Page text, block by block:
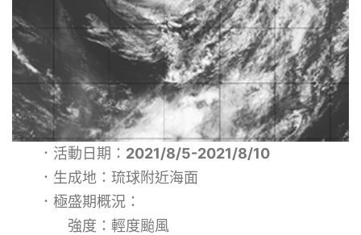
．活動日期： 2021/8/5-2021/8/10
．生成地：琉球附近海面
．極盛期概況：
強度：輕度颱風